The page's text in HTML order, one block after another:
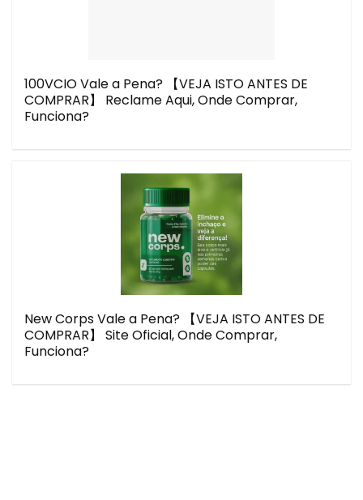
100VCIO Vale a Pena? 【VEJA ISTO ANTES DE
COMPRAR】 Reclame Aqui, Onde Comprar,
Funciona?
New Corps Vale a Pena? 【VEJA ISTO ANTES DE
COMPRAR】 Site Oficial, Onde Comprar,
Funciona?